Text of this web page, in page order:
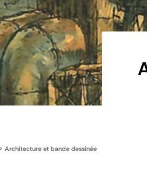
Architecture et bande dessinée